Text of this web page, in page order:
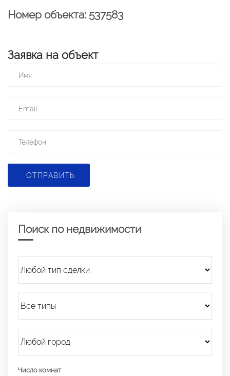
Номер объекта: 537583
Заявка на объект
ОТПРАВИТЬ
Поиск по недвижимости
Число комнат